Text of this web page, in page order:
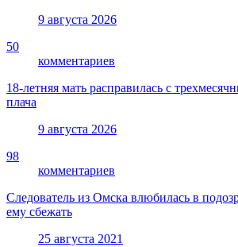
9 августа 2026
50
комментариев
18-летняя мать расправилась с
плача
9 августа 2026
98
комментариев
Следователь из Омска влюбилась в
ему сбежать
25 августа 2021